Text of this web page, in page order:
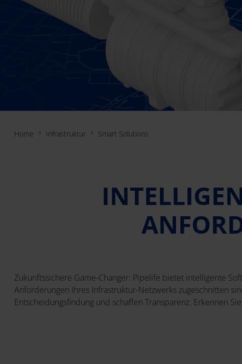
Home Infrastruktur Smart Solutions
Zukunftssichere Game-Changer: Pipelife bietet intelligente
Anforderungen Ihres Infrastruktur-Netzwerks zugeschnitten
Entscheidungsfindung und schaffen Transparenz. Erkennen